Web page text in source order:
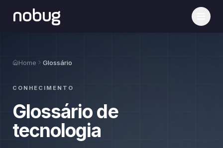
nobug
Home Glossário
CONHECIMENTO
Glossário de
tecnologia